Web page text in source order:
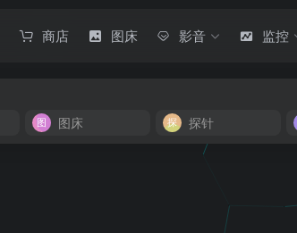
商店 图床 影音 监控
图床 探针